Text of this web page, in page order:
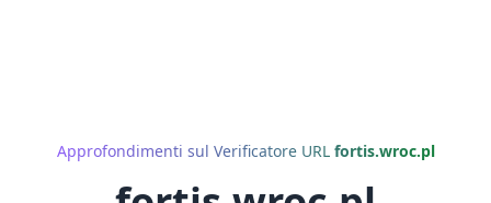
Approfondimenti sul Verificatore URL fortis.wroc.pl